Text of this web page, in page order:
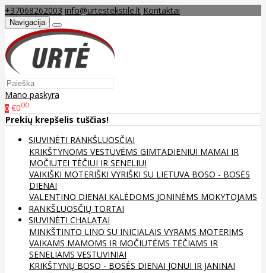
+37068262003 info@urtestekstile.lt Kontaktai
Navigacija
Mano paskyra
0 €000
Prekių krepšelis tuščias!
SIUVINĖTI RANKŠLUOSČIAI
KRIKŠTYNOMS VESTUVĖMS GIMTADIENIUI MAMAI IR
MOČIUTEI TĖČIUI IR SENELIUI
VAIKIŠKI MOTERIŠKI VYRIŠKI SU LIETUVA BOSO - BOSĖS
DIENAI
VALENTINO DIENAI KALĖDOMS JONINĖMS MOKYTOJAMS
RANKŠLUOSČIŲ TORTAI
SIUVINĖTI CHALATAI
MINKŠTINTO LINO SU INICIALAIS VYRAMS MOTERIMS
VAIKAMS MAMOMS IR MOČIUTĖMS TĖČIAMS IR
SENELIAMS VESTUVINIAI
KRIKŠTYNŲ BOSO - BOSĖS DIENAI JONUI IR JANINAI